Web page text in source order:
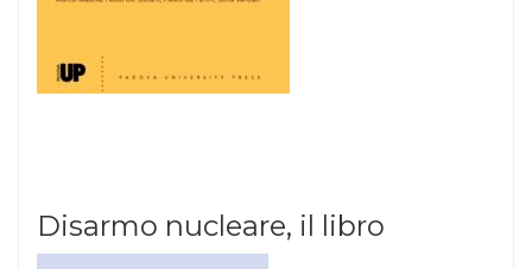
Disarmo nucleare, il libro